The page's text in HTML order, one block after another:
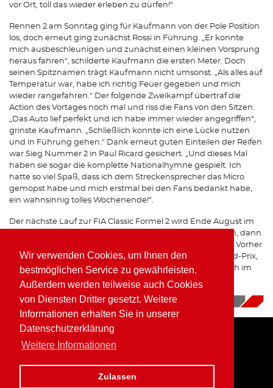
Wir verwenden Cookies, um Ihnen den
bestmöglichen Service zu gewährleisten.
Außerdem werden teilweise auch Cookies
von Diensten Dritter gesetzt. Weitere
Informationen erhalten Sie in unserer
Datenschutzerklärung
Weitere Informationen
Zulassen
vor Ort, toll das wieder erleben zu dürfen!“
Rennen 2 am Sonntag ging für Kaufmann von der Pole Position
los, doch erneut ging zunächst Rossi in Führung. „Er konnte
mich ausbeschleunigen und zunächst einen kleinen Vorsprung
heraus fahren“, schilderte Kaufmann die ersten Meter. Doch
seinen Spitznamen trägt Kaufmann nicht umsonst. „Als alles auf
Temperatur war, habe ich richtig Feuer gegeben und mich
wieder rangefahren.“ Der folgende Zweikampf übertraf die
Action des Vortages noch mal und riss die Fans von den Sitzen.
„Das Auto lief perfekt und ich habe immer wieder angegriffen“,
grinste Kaufmann. „Schließlich konnte ich eine Lücke nutzen
und in Führung gehen.“ Dank erneut guten Einteilen der Reifen
war Sieg Nummer 2 in Paul Ricard gesichert. „Und dieses Mal
haben sie sogar die komplette Nationalhymne gespielt. Ich
hatte so viel Spaß, dass ich dem Streckensprecher das Micro
gemopst habe und mich erstmal bei den Fans bedankt habe,
ein wahnsinnig tolles Wochenende!“.
Der nächste Lauf zur FIA Classic Formel 2 wird Ende August im
Rahmen des Jim Clark Revival in Hockenheim stattfinden, dann
hoffentlich auch wieder mit Zuschauern auf den Rängen. Vorher
sollte es noch mal in die geliebte Eifel zum Oldtimer Grand-Prix,
um dort mit dem Team Porsche Kremer Racing erfolgreich im
Einsatz zu sein.
22.06.2021
Home Impressum